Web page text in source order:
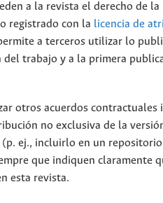
a la revista el derecho de la
registrado con la licencia de
a terceros utilizar lo
trabajo y a la primera
otros acuerdos contractuales
no exclusiva de la
(p. ej., incluirlo en un
que indiquen claramente
esta revista.